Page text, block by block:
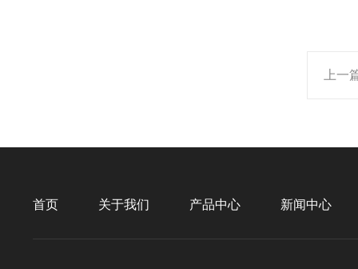
上一
首页 关于我们 产品中心 新闻中心